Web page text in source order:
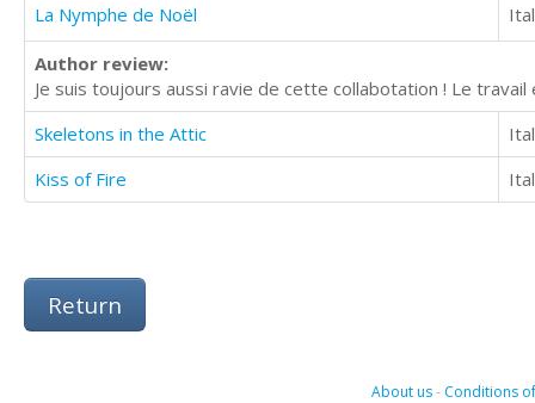
La Nymphe de Noël
Author review:
Je suis toujours aussi ravie de cette collabotation ! Le
Skeletons in the Attic
Kiss of Fire
Return
About us- Conditions